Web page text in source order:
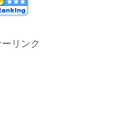
リンク